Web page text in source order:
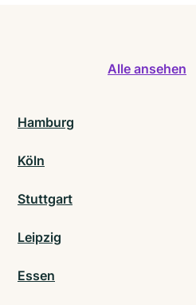
Alle ansehen
Hamburg
Köln
Stuttgart
Leipzig
Essen